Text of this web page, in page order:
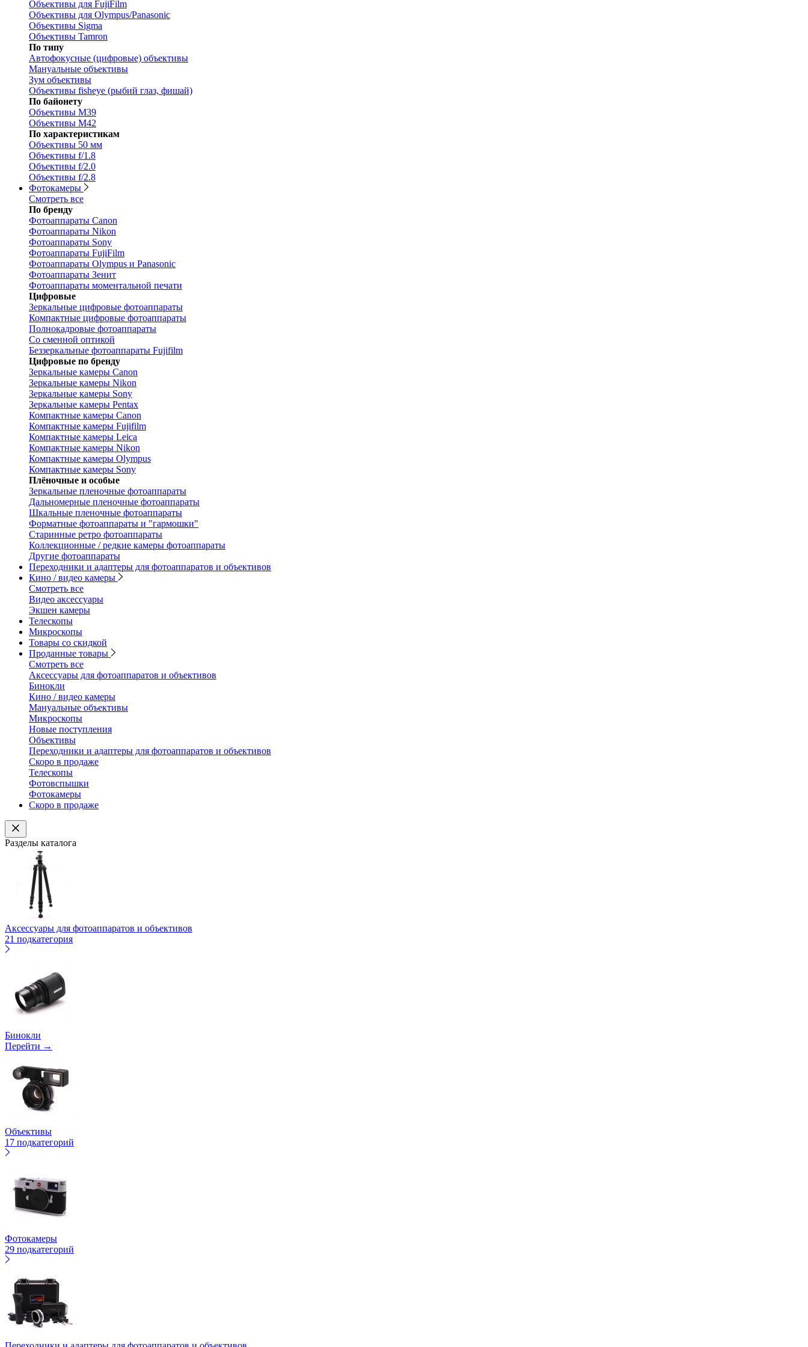
Объективы для FujiFilm
Объективы для Olympus/Panasonic
Объективы Sigma
Объективы Tamron
По типу
Автофокусные (цифровые) объективы
Мануальные объективы
Зум объективы
Объективы fisheye (рыбий глаз, фишай)
По байонету
Объективы M39
Объективы M42
По характеристикам
Объективы 50 мм
Объективы f/1.8
Объективы f/2.0
Объективы f/2.8
Фотокамеры
Смотреть все
По бренду
Фотоаппараты Canon
Фотоаппараты Nikon
Фотоаппараты Sony
Фотоаппараты FujiFilm
Фотоаппараты Olympus и Panasonic
Фотоаппараты Зенит
Фотоаппараты моментальной печати
Цифровые
Зеркальные цифровые фотоаппараты
Компактные цифровые фотоаппараты
Полнокадровые фотоаппараты
Со сменной оптикой
Беззеркальные фотоаппараты Fujifilm
Цифровые по бренду
Зеркальные камеры Canon
Зеркальные камеры Nikon
Зеркальные камеры Sony
Зеркальные камеры Pentax
Компактные камеры Canon
Компактные камеры Fujifilm
Компактные камеры Leica
Компактные камеры Nikon
Компактные камеры Olympus
Компактные камеры Sony
Плёночные и особые
Зеркальные пленочные фотоаппараты
Дальномерные пленочные фотоаппараты
Шкальные пленочные фотоаппараты
Форматные фотоаппараты и "гармошки"
Старинные ретро фотоаппараты
Коллекционные / редкие камеры фотоаппараты
Другие фотоаппараты
Переходники и адаптеры для фотоаппаратов и объективов
Кино / видео камеры
Смотреть все
Видео аксессуары
Экшен камеры
Телескопы
Микроскопы
Товары со скидкой
Проданные товары
Смотреть все
Аксессуары для фотоаппаратов и объективов
Бинокли
Кино / видео камеры
Мануальные объективы
Микроскопы
Новые поступления
Объективы
Переходники и адаптеры для фотоаппаратов и объективов
Скоро в продаже
Телескопы
Фотовспышки
Фотокамеры
Скоро в продаже
Разделы каталога
Аксессуары для фотоаппаратов и объективов
21 подкатегория
Бинокли
Перейти →
Объективы
17 подкатегорий
Фотокамеры
29 подкатегорий